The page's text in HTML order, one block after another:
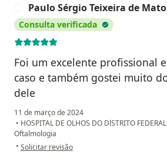
Paulo Sérgio Teixeira de
Consulta verificada
Foi um excelente profissional
caso e também gostei muito
dele
11 de março de 2024
• HOSPITAL DE OLHOS DO DlSTRITO
Oftalmologia
• na opinião do utilizador Paulo Sérgio Teixeira
Solicitar revisão